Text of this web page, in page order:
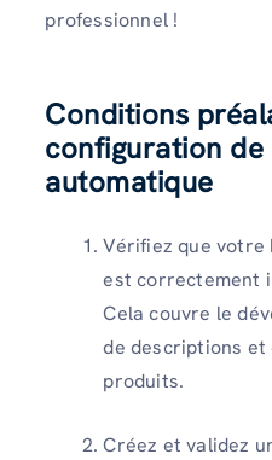
professionnel !
Conditions
configuration
automatique
Vérifiez que votre
est correctement
Cela couvre le
de descriptions et
produits.
Créez et validez